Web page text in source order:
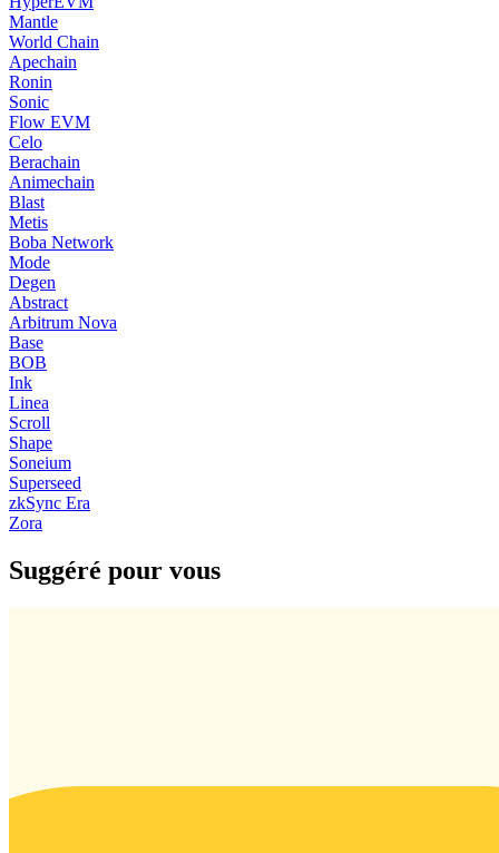
Mantle
World Chain
Apechain
Ronin
Sonic
Flow EVM
Celo
Berachain
Animechain
Blast
Metis
Boba Network
Mode
Degen
Abstract
Arbitrum Nova
Base
BOB
Ink
Linea
Scroll
Shape
Soneium
Superseed
zkSync Era
Zora
Suggéré pour vous